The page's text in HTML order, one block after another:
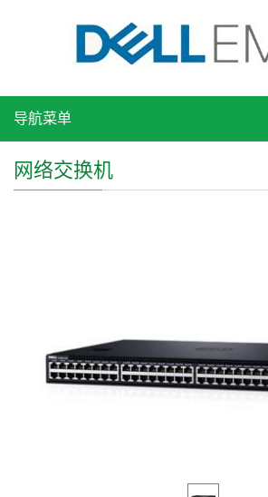
导航菜单
网络交换机